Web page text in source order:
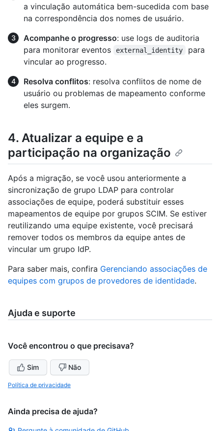
a vinculação automática bem-sucedida com base
na correspondência dos nomes de usuário.
Acompanhe o progresso: use logs de auditoria
para monitorar eventos
external_identity
para
vincular ao progresso.
Resolva conflitos: resolva conflitos de nome de
usuário ou problemas de mapeamento conforme
eles surgem.
4. Atualizar a equipe e a
participação na organização
Após a migração, se você usou anteriormente a
sincronização de grupo LDAP para controlar
associações de equipe, poderá substituir esses
mapeamentos de equipe por grupos SCIM. Se estiver
reutilizando uma equipe existente, você precisará
remover todos os membros da equipe antes de
vincular um grupo IdP.
Para saber mais, confira Gerenciando associações de
equipes com grupos de provedores de identidade.
Ajuda e suporte
Você encontrou o que precisava?
Sim Não
Política de privacidade
Ainda precisa de ajuda?